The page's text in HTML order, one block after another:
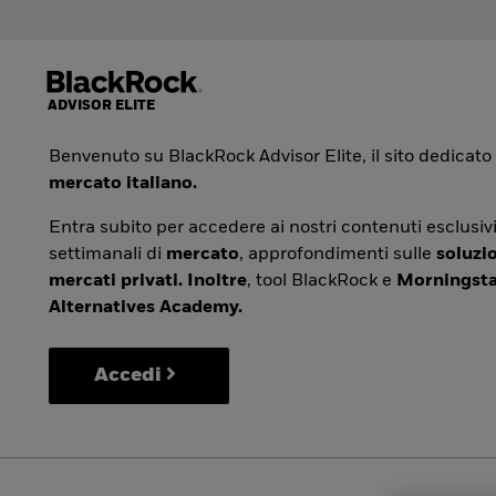
Benvenuto su BlackRock Advisor Elite, il sito dedicato
mercato italiano.
Entra subito per accedere ai nostri contenuti
settimanali di mercato, approfondimenti sulle
mercati privati. Inoltre, tool BlackRock e
Alternatives Academy.
Accedi